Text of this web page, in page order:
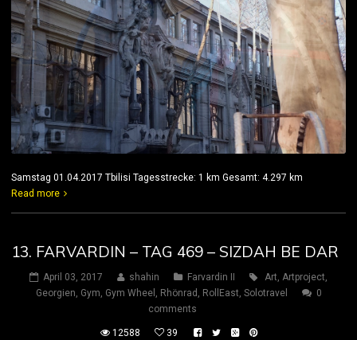
Samstag 01.04.2017 Tbilisi Tagesstrecke: 1 km Gesamt: 4.297 km
Read more
13. FARVARDIN – TAG 469 – SIZDAH BE DAR
April 03, 2017 shahin Farvardin II Art, Artproject,
Georgien, Gym, Gym Wheel , Rhönrad , RollEast, Solotravel
0
comments
12588 39